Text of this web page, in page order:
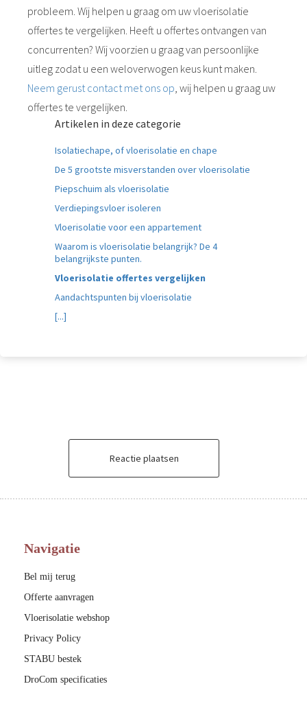
probleem. Wij helpen u graag om uw vloerisolatie
offertes te vergelijken. Heeft u offertes ontvangen van
concurrenten? Wij voorzien u graag van persoonlijke
uitleg zodat u een weloverwogen keus kunt maken.
Neem gerust contact met ons op, wij helpen u graag uw
offertes te vergelijken.
Artikelen in deze categorie
Isolatiechape, of vloerisolatie en chape
De 5 grootste misverstanden over vloerisolatie
Piepschuim als vloerisolatie
Verdiepingsvloer isoleren
Vloerisolatie voor een appartement
Waarom is vloerisolatie belangrijk? De 4
belangrijkste punten.
Vloerisolatie offertes vergelijken
Aandachtspunten bij vloerisolatie
[...]
Reactie plaatsen
Navigatie
Bel mij terug
Offerte aanvragen
Vloerisolatie webshop
Privacy Policy
STABU bestek
DroCom specificaties